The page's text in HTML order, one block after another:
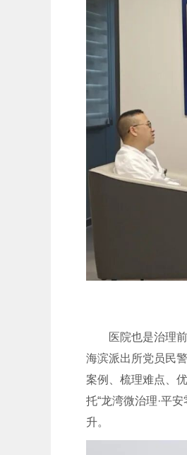
医院也是治理
海滨派出所党员民
案例、梳理难点、
托“龙湾微治理·平
升。